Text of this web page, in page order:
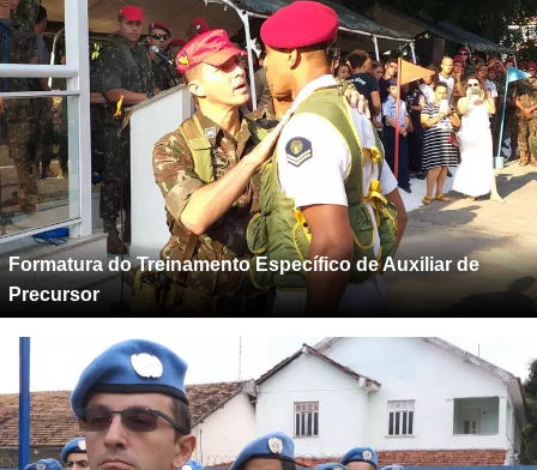
Formatura do Treinamento Específico de Auxiliar de
Precursor